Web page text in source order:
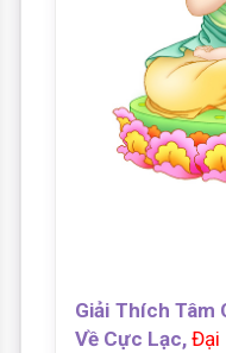
Giải Thích Tâm
Về Cực Lạc,Đại